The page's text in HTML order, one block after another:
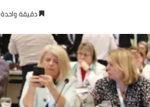
دقيقة واحدة